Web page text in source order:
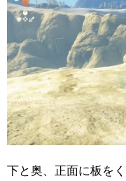
下と奥、正面に板を